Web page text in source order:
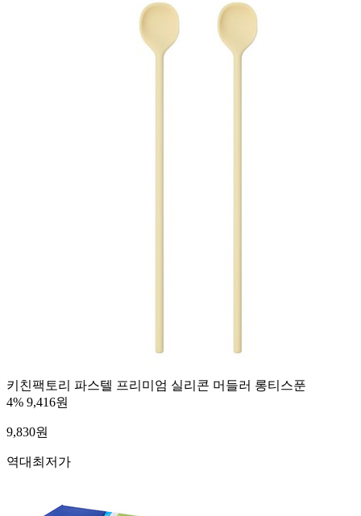
키친팩토리 파스텔 프리미엄 실리콘 머들러 롱티스푼
4% 9,416원
9,830원
역대최저가